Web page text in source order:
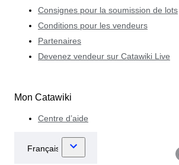
Consignes pour la soumission de lots
Conditions pour les vendeurs
Partenaires
Devenez vendeur sur Catawiki Live
Mon Catawiki
Centre d’aide